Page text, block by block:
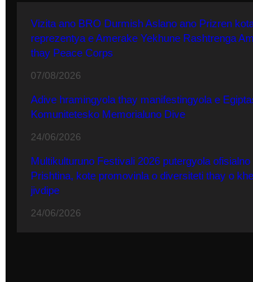
Vizita ano BRO Durmish Aslano ano Prizren
reprezentya e Amerake Yekhune Rashtrenga
thay Peace Corps
07/08/2026
Adive hramingyola thay manifestingyola e
Komunitetesko Memorialuno Dive
24/06/2026
Multikulturuno Festivali 2026 putergyola ofisialno
Prishtina, kote promovinla o diversiteti thay o
jivdipe
24/06/2026